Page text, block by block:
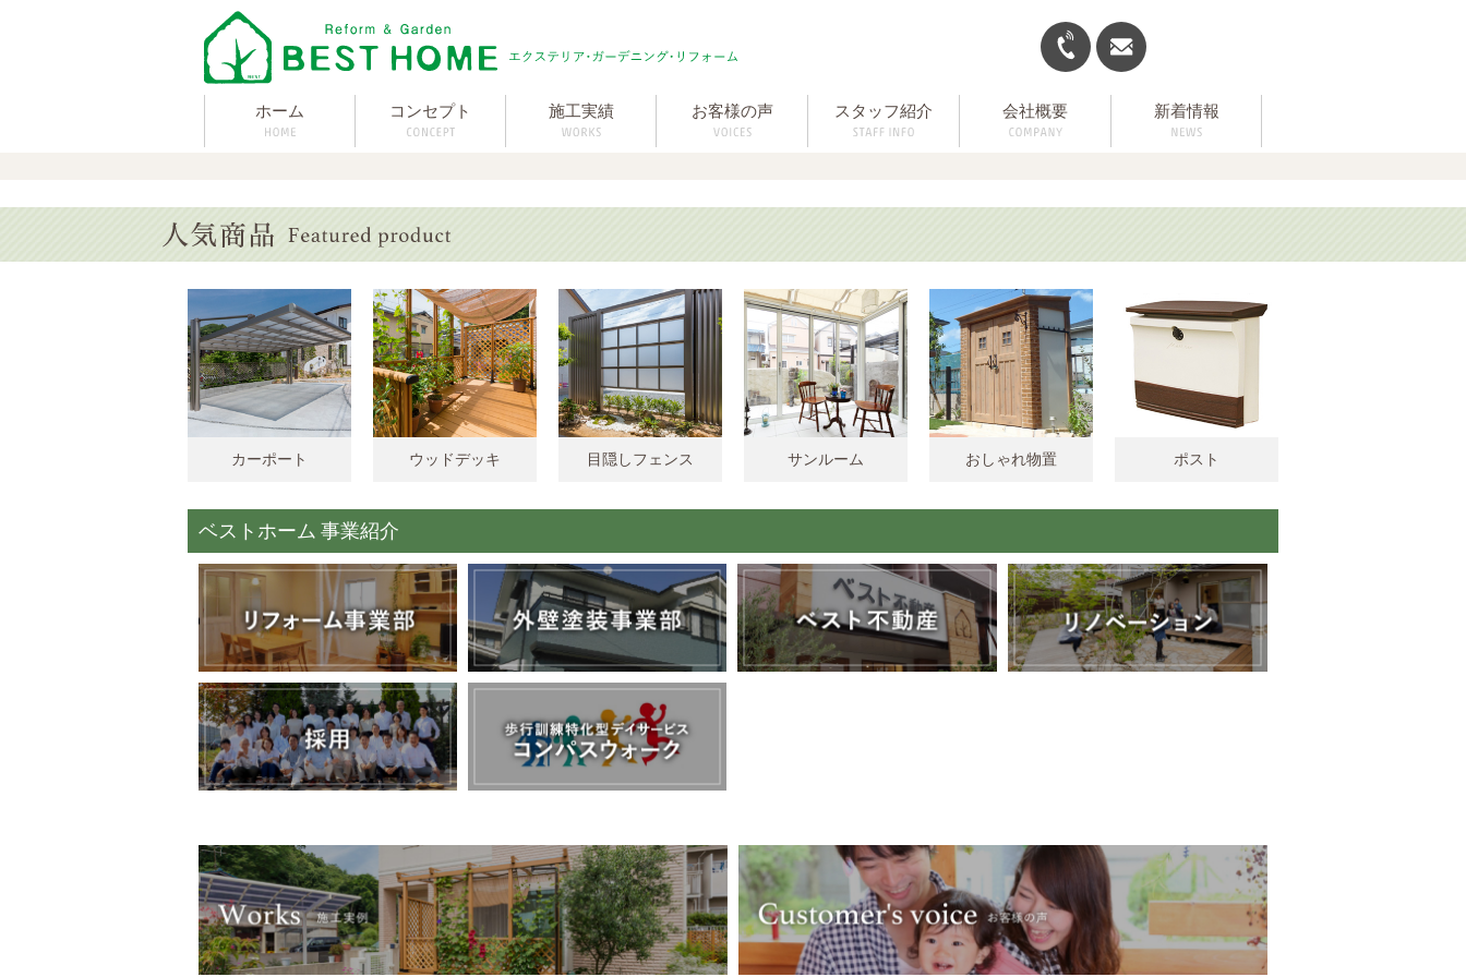
ホーム コンセプト 施工実績 お客様の声 スタッフ紹介 会社概要 新着情報
カーポート ウッドデッキ 目隠しフェンス サンルーム おしゃれ物置 ポスト
ベストホーム 事業紹介